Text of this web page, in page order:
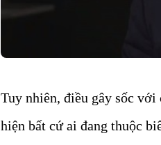
Tuy nhiên, điều gây sốc
hiện bất cứ ai đang thuộc